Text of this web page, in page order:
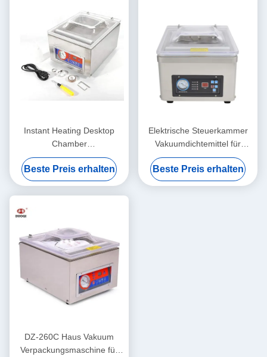
Instant Heating Desktop
Chamber
Vakuumverpackungsmaschine
für Waren
Beste Preis erhalten
Elektrische Steuerkammer
Vakuumdichtemittel für
Haushalts- und
Gewerbeverpackungen
Beste Preis erhalten
DZ-260C Haus Vakuum
Verpackungsmaschine für